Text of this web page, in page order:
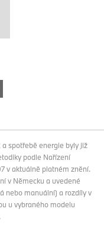
spotřebě energie byly již
podle Nařízení
v aktuálně platném znění.
v Německu a uvedené
nebo manuální) a rozdíly v
u vybraného modelu